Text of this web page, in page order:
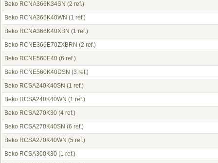
Beko RCNA366K34SN (2 ref.)
Beko RCNA366K40WN (1 ref.)
Beko RCNA366K40XBN (1 ref.)
Beko RCNE366E70ZXBRN (2 ref.)
Beko RCNE560E40 (6 ref.)
Beko RCNE560K40DSN (3 ref.)
Beko RCSA240K40SN (1 ref.)
Beko RCSA240K40WN (1 ref.)
Beko RCSA270K30 (4 ref.)
Beko RCSA270K40SN (6 ref.)
Beko RCSA270K40WN (5 ref.)
Beko RCSA300K30 (1 ref.)